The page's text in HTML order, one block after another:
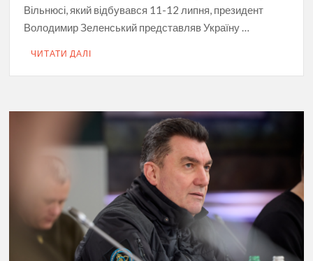
Вільнюсі, який відбувався 11-12 липня, президент
Володимир Зеленський представляв Україну …
ЧИТАТИ ДАЛІ